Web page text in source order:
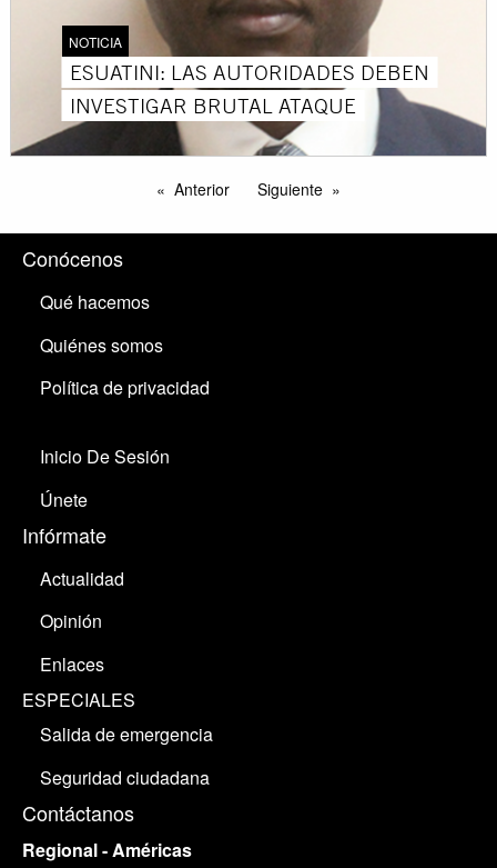
NOTICIA
ESUATINI: LAS AUTORIDADES DEBEN
INVESTIGAR BRUTAL ATAQUE
Anterior Siguiente
Conócenos
Qué hacemos
Quiénes somos
Política de privacidad
Inicio De Sesión
Únete
Infórmate
Actualidad
Opinión
Enlaces
ESPECIALES
Salida de emergencia
Seguridad ciudadana
Contáctanos
Regional - Américas